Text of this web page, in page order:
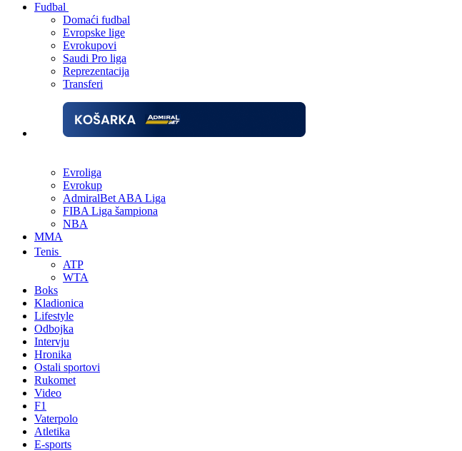
Fudbal
Domaći fudbal
Evropske lige
Evrokupovi
Saudi Pro liga
Reprezentacija
Transferi
Evroliga
Evrokup
AdmiralBet ABA Liga
FIBA Liga šampiona
NBA
MMA
Tenis
ATP
WTA
Boks
Kladionica
Lifestyle
Odbojka
Intervju
Hronika
Ostali sportovi
Rukomet
Video
F1
Vaterpolo
Atletika
E-sports